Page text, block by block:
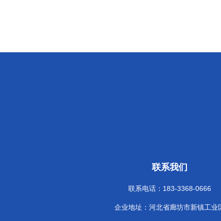
联系我们
联系电话：183-3368-0666
企业地址：河北省廊坊市新镇工业